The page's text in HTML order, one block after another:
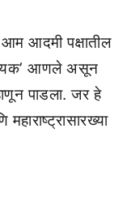
आदमी पक्षातील
आणले असून
पाडला. जर हे